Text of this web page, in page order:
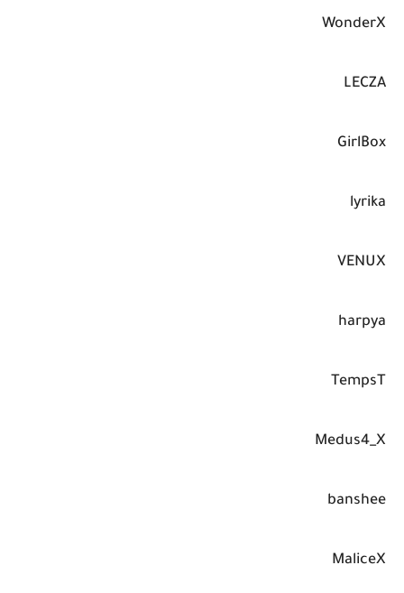
WonderX
LECZA
GirlBox
lyrika
VENUX
harpya
TempsT
Medus4_X
banshee
MaliceX